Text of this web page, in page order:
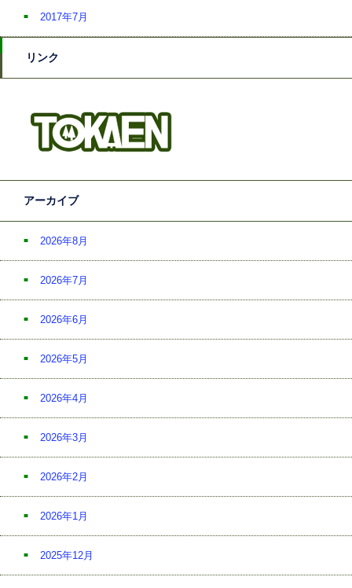
2017年7月
リンク
アーカイブ
2026年8月
2026年7月
2026年6月
2026年5月
2026年4月
2026年3月
2026年2月
2026年1月
2025年12月